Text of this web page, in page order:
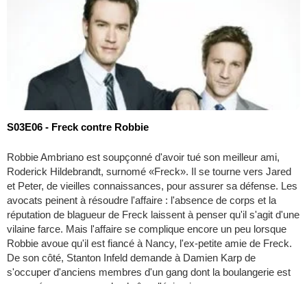
S03E06 - Freck contre Robbie
Robbie Ambriano est soupçonné d'avoir tué son meilleur ami,
Roderick Hildebrandt, surnomé «Freck». Il se tourne vers Jared
et Peter, de vieilles connaissances, pour assurer sa défense. Les
avocats peinent à résoudre l'affaire : l'absence de corps et la
réputation de blagueur de Freck laissent à penser qu'il s'agit d'une
vilaine farce. Mais l'affaire se complique encore un peu lorsque
Robbie avoue qu'il est fiancé à Nancy, l'ex-petite amie de Freck.
De son côté, Stanton Infeld demande à Damien Karp de
s'occuper d'anciens membres d'un gang dont la boulangerie est